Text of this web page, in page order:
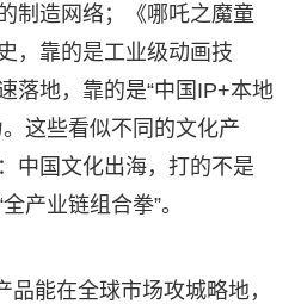
制造网络；《哪吒之魔童
，靠的是工业级动画技
落地，靠的是“中国IP+本地
这些看似不同的文化产
中国文化出海，打的不是
产业链组合拳”。
能在全球市场攻城略地，